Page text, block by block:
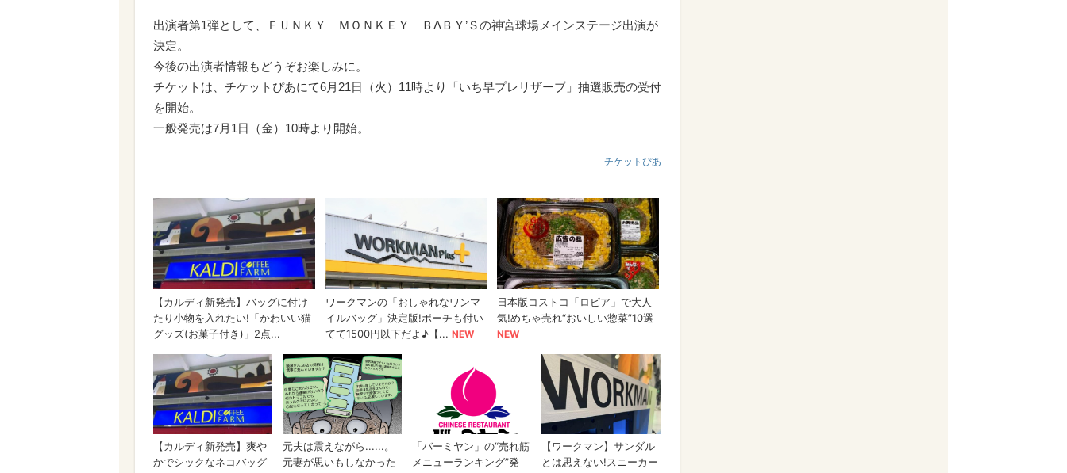
出演者第1弾として、ＦＵＮＫＹ ＭＯＮＫＥＹ ＢΛＢＹ’Ｓの神宮球場メインステージ出演が
決定。
今後の出演者情報もどうぞお楽しみに。
チケットは、チケットぴあにて6月21日（火）11時より「いち早プレリザーブ」抽選販売の受付
を開始。
一般発売は7月1日（金）10時より開始。
チケットぴあ